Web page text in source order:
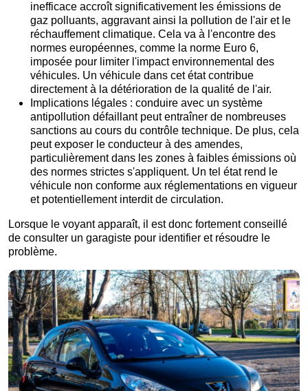
inefficace accroît significativement les émissions de
gaz polluants, aggravant ainsi la pollution de l'air et le
réchauffement climatique. Cela va à l'encontre des
normes européennes, comme la norme Euro 6,
imposée pour limiter l'impact environnemental des
véhicules. Un véhicule dans cet état contribue
directement à la détérioration de la qualité de l'air.
Implications légales : conduire avec un système
antipollution défaillant peut entraîner de nombreuses
sanctions au cours du contrôle technique. De plus, cela
peut exposer le conducteur à des amendes,
particulièrement dans les zones à faibles émissions où
des normes strictes s'appliquent. Un tel état rend le
véhicule non conforme aux réglementations en vigueur
et potentiellement interdit de circulation.
Lorsque le voyant apparaît, il est donc fortement conseillé
de consulter un garagiste pour identifier et résoudre le
problème.